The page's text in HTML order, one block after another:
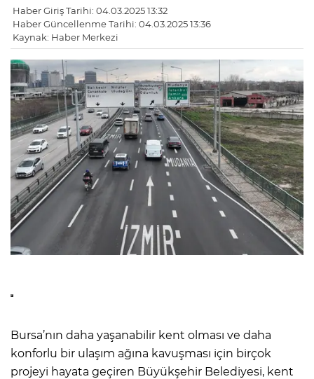
Haber Giriş Tarihi: 04.03.2025 13:32
Haber Güncellenme Tarihi: 04.03.2025 13:36
Kaynak: Haber Merkezi
Bursa’nın daha yaşanabilir kent olması ve daha
konforlu bir ulaşım ağına kavuşması için birçok
projeyi hayata geçiren Büyükşehir Belediyesi, kent